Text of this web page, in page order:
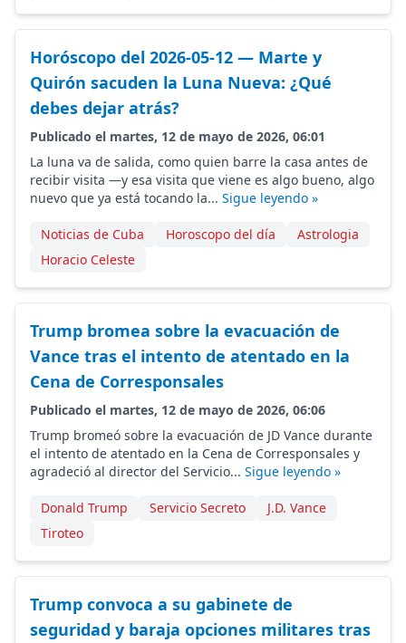
Horóscopo del 2026-05-12 — Marte y
Quirón sacuden la Luna Nueva: ¿Qué
debes dejar atrás?
Publicado el martes, 12 de mayo de 2026, 06:01
La luna va de salida, como quien barre la casa antes de
recibir visita —y esa visita que viene es algo bueno, algo
nuevo que ya está tocando la... Sigue leyendo »
Noticias de Cuba Horoscopo del día
Astrologia
Horacio Celeste
Trump bromea sobre la evacuación de
Vance tras el intento de atentado en la
Cena de Corresponsales
Publicado el martes, 12 de mayo de 2026, 06:06
Trump bromeó sobre la evacuación de JD Vance durante
el intento de atentado en la Cena de Corresponsales y
agradeció al director del Servicio... Sigue leyendo »
Donald Trump Servicio Secreto
J.D. Vance
Tiroteo
Trump convoca a su gabinete de
seguridad y baraja opciones militares tras